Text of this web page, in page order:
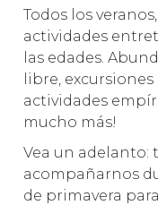
Todos los
actividades
las edades.
libre,
actividades
mucho más!
Vea un adelanto:
acompañarnos
de primavera